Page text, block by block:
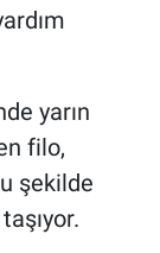
yarın
filo,
şekilde